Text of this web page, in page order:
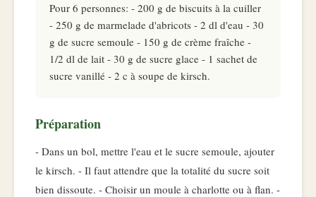
Pour 6 personnes: - 200 g de biscuits à la cuiller
- 250 g de marmelade d'abricots - 2 dl d'eau - 30
g de sucre semoule - 150 g de crème fraîche -
1/2 dl de lait - 30 g de sucre glace - 1 sachet de
sucre vanillé - 2 c à soupe de kirsch.
Préparation
- Dans un bol, mettre l'eau et le sucre semoule, ajouter
le kirsch. - Il faut attendre que la totalité du sucre soit
bien dissoute. - Choisir un moule à charlotte ou à flan. -